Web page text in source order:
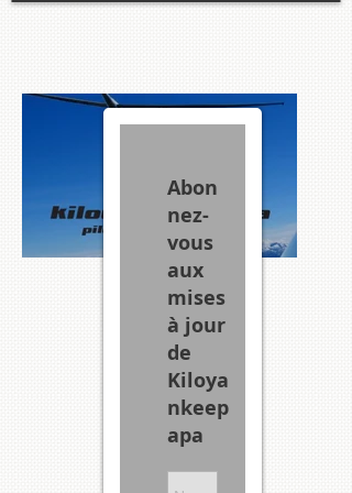
Abon
nez-
vous
aux
mises
à jour
de
Kiloya
nkeep
apa